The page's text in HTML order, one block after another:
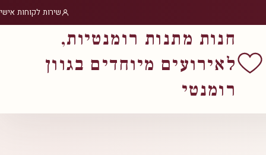
שירות לקוחות אישי
חנות מתנות רומנטיות,
לאירועים מיוחדים בגוון
רומנטי